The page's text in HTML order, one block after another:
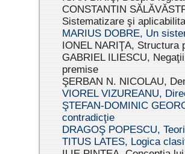
CONSTANTIN
Sistematizare şi
MARIUS DOBRE, Un
IONEL NARIŢA, Structura
GABRIEL ILIESCU,
premise
ŞERBAN N. NICOLAU,
VIOREL VIZUREANU,
ŞTEFAN-DOMINIC
contradicţie
DRAGOŞ POPESCU,
TITUS LATES, Logica